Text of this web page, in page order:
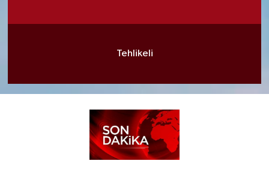
Tehlikeli